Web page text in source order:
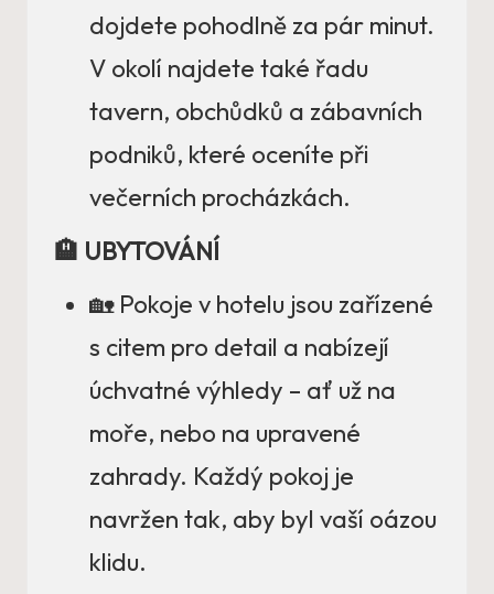
dojdete pohodlně za pár minut.
V okolí najdete také řadu
tavern, obchůdků a zábavních
podniků, které oceníte při
večerních procházkách.
🏨 UBYTOVÁNÍ
🏡 Pokoje v hotelu jsou zařízené
s citem pro detail a nabízejí
úchvatné výhledy – ať už na
moře, nebo na upravené
zahrady. Každý pokoj je
navržen tak, aby byl vaší oázou
klidu.